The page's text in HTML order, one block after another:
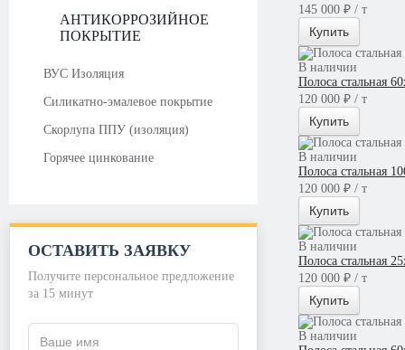
АНТИКОРРОЗИЙНОЕ
ПОКРЫТИЕ
ВУС Изоляция
Силикатно-эмалевое покрытие
Скорлупа ППУ (изоляция)
Горячее цинкование
ОСТАВИТЬ ЗАЯВКУ
Получите персональное предложение
за 15 минут
145 000 ₽ / т
Купить
В наличии
Полоса стальная
120 000 ₽ / т
Купить
В наличии
Полоса стальная
120 000 ₽ / т
Купить
В наличии
Полоса стальная
120 000 ₽ / т
Купить
В наличии